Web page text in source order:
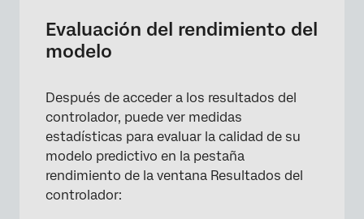
Evaluación del rendimiento del
modelo
Después de acceder a los resultados del
controlador, puede ver medidas
estadísticas para evaluar la calidad de su
modelo predictivo en la pestaña
rendimiento de la ventana Resultados del
controlador: